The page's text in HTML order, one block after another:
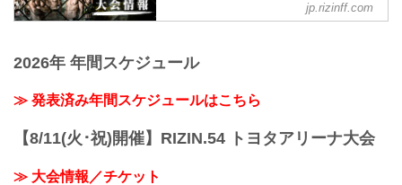
youtu.be
要
開催日時
2024年11月17日（日）11:00開場 / 13:00
開始
jp.rizinff.com
2026年 年間スケジュール
≫ 発表済み年間スケジュールはこちら
【8/11(火･祝)開催】RIZIN.54 トヨタアリーナ大会
≫ 大会情報／チケット